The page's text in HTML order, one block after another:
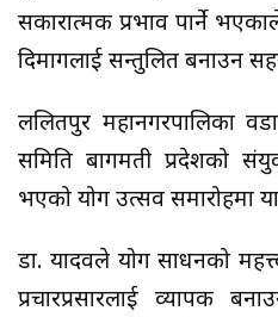
सकारात्मक प्रभाव पार्ने
दिमागलाई सन्तुलित बनाउन
ललितपुर महानगरपालिका
समिति बागमती प्रदेशको
भएको योग उत्सव समारोहमा
डा. यादवले योग साधनको
प्रचारप्रसारलाई व्यापक